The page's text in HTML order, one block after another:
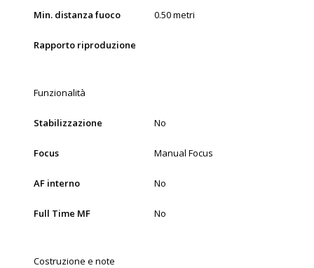
Min. distanza fuoco 0.50 metri
Rapporto riproduzione
Funzionalità
Stabilizzazione No
Focus Manual Focus
AF interno No
Full Time MF No
Costruzione e note